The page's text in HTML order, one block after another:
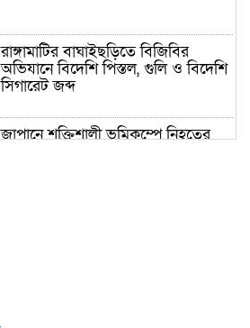
রাঙ্গামাটির বাঘাইছড়িতে বিজিবির
অভিযানে বিদেশি পিস্তল, গুলি ও বিদেশি
সিগারেট জব্দ
জাপানে শক্তিশালী ভূমিকম্পে নিহতের